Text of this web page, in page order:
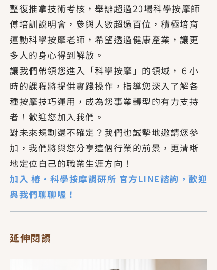
整復推拿技術考核，舉辦超過20場科學按摩師
傅培訓說明會，參與人數超過百位，積極培育
運動科學按摩老師，希望透過健康產業，讓更
多人的身心得到解放。
讓我們帶領您進入「科學按摩」的領域，６小
時的課程將提供實踐操作，指導您深入了解各
種按摩技巧運用，成為您事業轉型的有力支持
者！歡迎您加入我們。
對未來規劃還不確定？我們也誠摯地邀請您參
加，我們將與您分享這個行業的前景，更清晰
地定位自己的職業生涯方向！
加入 椿・科學按摩調研所 官方LINE諮詢，歡迎
與我們聊聊喔！
延伸閱讀